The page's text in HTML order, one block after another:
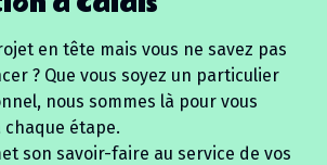
en tête mais vous ne savez pas
? Que vous soyez un particulier
nous sommes là pour vous
étape.
son savoir-faire au service de vos